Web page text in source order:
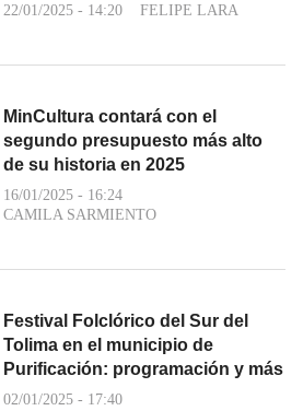
22/01/2025 - 14:20 FELIPE LARA
MinCultura contará con el
segundo presupuesto más alto
de su historia en 2025
16/01/2025 - 16:24
CAMILA SARMIENTO
Festival Folclórico del Sur del
Tolima en el municipio de
Purificación: programación y más
02/01/2025 - 17:40